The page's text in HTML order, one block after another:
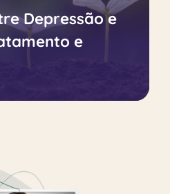
Depressão e
e